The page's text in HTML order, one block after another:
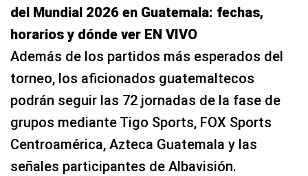
del Mundial 2026 en Guatemala: fechas,
horarios y dónde ver EN VIVO
Además de los partidos más esperados del
torneo, los aficionados guatemaltecos
podrán seguir las 72 jornadas de la fase de
grupos mediante Tigo Sports, FOX Sports
Centroamérica, Azteca Guatemala y las
señales participantes de Albavisión.